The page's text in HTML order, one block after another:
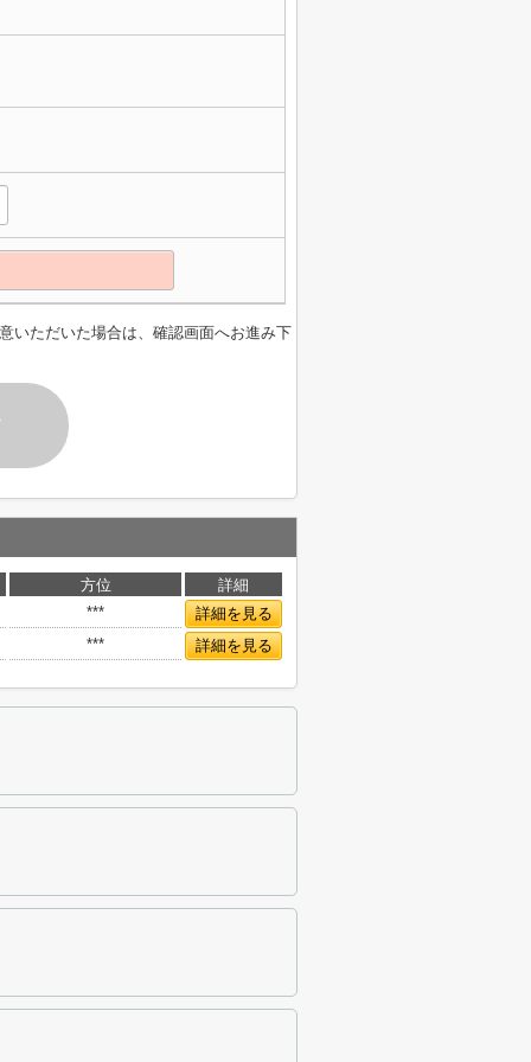
いただいた場合は、確認画面へお進み下
方位
詳細
***
詳細を見る
***
詳細を見る